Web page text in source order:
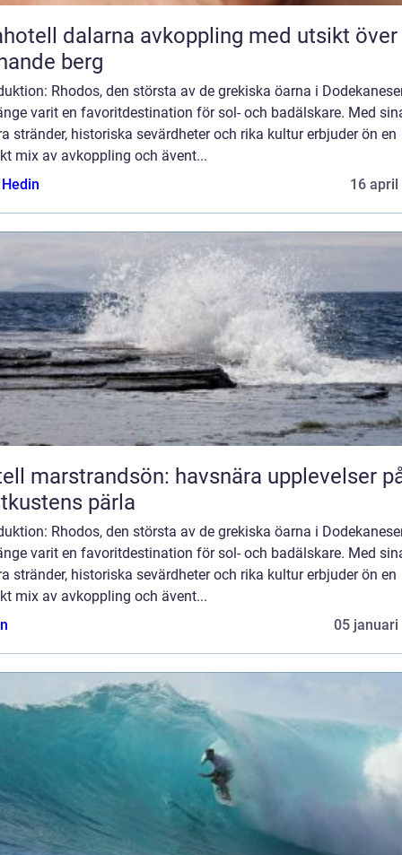
avkoppling med utsikt över
berg
Rhodos, den största av de grekiska öarna i
varit en favoritdestination för sol- och badälskare. Med
stränder, historiska sevärdheter och rika kultur erbjuder ön en
mix av avkoppling och ävent...
16 april
marstrandsön: havsnära upplevelser
pärla
Rhodos, den största av de grekiska öarna i
varit en favoritdestination för sol- och badälskare. Med
stränder, historiska sevärdheter och rika kultur erbjuder ön en
mix av avkoppling och ävent...
05 januari